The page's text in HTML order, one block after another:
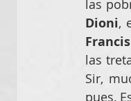
Dioni,
las
Sir,
pues,